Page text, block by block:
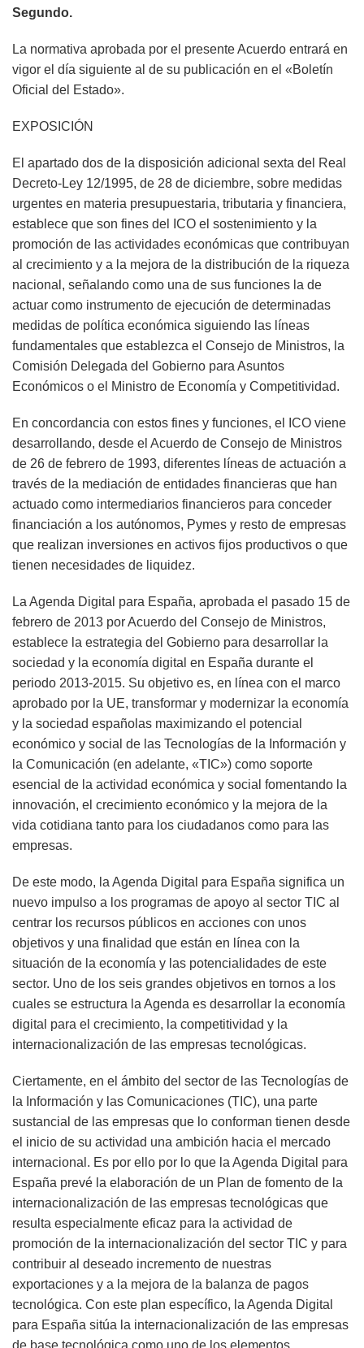
Segundo.
La normativa aprobada por el presente Acuerdo entrará en
vigor el día siguiente al de su publicación en el «Boletín
Oficial del Estado».
EXPOSICIÓN
El apartado dos de la disposición adicional sexta del Real
Decreto-Ley 12/1995, de 28 de diciembre, sobre medidas
urgentes en materia presupuestaria, tributaria y financiera,
establece que son fines del ICO el sostenimiento y la
promoción de las actividades económicas que contribuyan
al crecimiento y a la mejora de la distribución de la riqueza
nacional, señalando como una de sus funciones la de
actuar como instrumento de ejecución de determinadas
medidas de política económica siguiendo las líneas
fundamentales que establezca el Consejo de Ministros, la
Comisión Delegada del Gobierno para Asuntos
Económicos o el Ministro de Economía y Competitividad.
En concordancia con estos fines y funciones, el ICO viene
desarrollando, desde el Acuerdo de Consejo de Ministros
de 26 de febrero de 1993, diferentes líneas de actuación a
través de la mediación de entidades financieras que han
actuado como intermediarios financieros para conceder
financiación a los autónomos, Pymes y resto de empresas
que realizan inversiones en activos fijos productivos o que
tienen necesidades de liquidez.
La Agenda Digital para España, aprobada el pasado 15 de
febrero de 2013 por Acuerdo del Consejo de Ministros,
establece la estrategia del Gobierno para desarrollar la
sociedad y la economía digital en España durante el
periodo 2013-2015. Su objetivo es, en línea con el marco
aprobado por la UE, transformar y modernizar la economía
y la sociedad españolas maximizando el potencial
económico y social de las Tecnologías de la Información y
la Comunicación (en adelante, «TIC») como soporte
esencial de la actividad económica y social fomentando la
innovación, el crecimiento económico y la mejora de la
vida cotidiana tanto para los ciudadanos como para las
empresas.
De este modo, la Agenda Digital para España significa un
nuevo impulso a los programas de apoyo al sector TIC al
centrar los recursos públicos en acciones con unos
objetivos y una finalidad que están en línea con la
situación de la economía y las potencialidades de este
sector. Uno de los seis grandes objetivos en tornos a los
cuales se estructura la Agenda es desarrollar la economía
digital para el crecimiento, la competitividad y la
internacionalización de las empresas tecnológicas.
Ciertamente, en el ámbito del sector de las Tecnologías de
la Información y las Comunicaciones (TIC), una parte
sustancial de las empresas que lo conforman tienen desde
el inicio de su actividad una ambición hacia el mercado
internacional. Es por ello por lo que la Agenda Digital para
España prevé la elaboración de un Plan de fomento de la
internacionalización de las empresas tecnológicas que
resulta especialmente eficaz para la actividad de
promoción de la internacionalización del sector TIC y para
contribuir al deseado incremento de nuestras
exportaciones y a la mejora de la balanza de pagos
tecnológica. Con este plan específico, la Agenda Digital
para España sitúa la internacionalización de las empresas